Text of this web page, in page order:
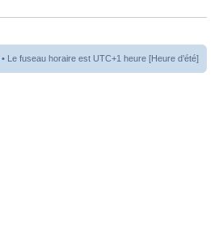
• Le fuseau horaire est UTC+1 heure [Heure d’été]